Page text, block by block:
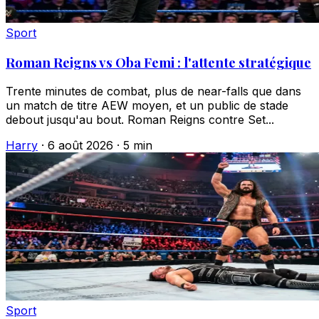
Sport
Roman Reigns vs Oba Femi : l'attente stratégique
Trente minutes de combat, plus de near-falls que dans
un match de titre AEW moyen, et un public de stade
debout jusqu'au bout. Roman Reigns contre Set...
Harry · 6 août 2026 · 5 min
Sport